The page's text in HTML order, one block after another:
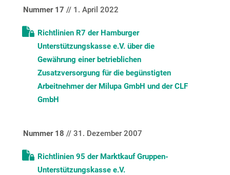
Nummer 17 // 1. April 2022
Richtlinien R7 der Hamburger
Unterstützungskasse e.V. über die
Gewährung einer betrieblichen
Zusatzversorgung für die begünstigten
Arbeitnehmer der Milupa GmbH und der CLF
GmbH
Nummer 18 // 31. Dezember 2007
Richtlinien 95 der Marktkauf Gruppen-
Unterstützungskasse e.V.